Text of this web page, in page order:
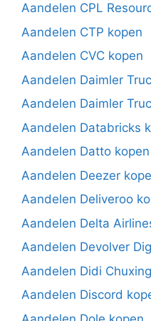
Aandelen CPL
Aandelen CTP kopen
Aandelen CVC kopen
Aandelen Daimler
Aandelen Daimler
Aandelen Databricks
Aandelen Datto kopen
Aandelen Deezer
Aandelen Deliveroo
Aandelen Delta
Aandelen Devolver
Aandelen Didi
Aandelen Discord